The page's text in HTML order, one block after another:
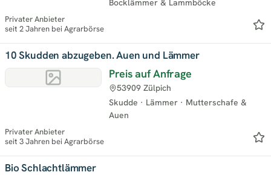
Bocklämmer & Lammböcke
Privater Anbieter
seit 2 Jahren bei Agrarbörse
10 Skudden abzugeben. Auen und Lämmer
Preis auf Anfrage
Skudde · Lämmer · Mutterschafe &
Auen
53909 Zülpich
Privater Anbieter
seit 3 Jahren bei Agrarbörse
Bio Schlachtlämmer